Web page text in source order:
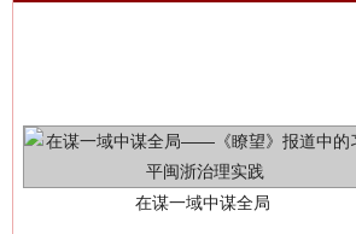
在谋一域中谋全局